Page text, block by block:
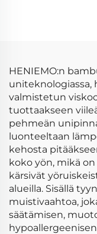
HENIEMO:n
uniteknologiassa,
valmistetun
tuottaakseen
pehmeän
luonteeltaan
kehosta
koko yön, mikä
kärsivät
alueilla. Sisällä
muistivaahtoa,
säätämisen,